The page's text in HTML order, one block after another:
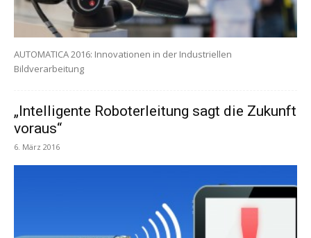
AUTOMATICA 2016: Innovationen in der Industriellen
Bildverarbeitung
„Intelligente Roboterleitung sagt die Zukunft
voraus“
6. März 2016